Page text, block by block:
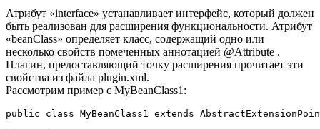
Атрибут «interface» устанавливает интерфейс, который должен
быть реализован для расширения функциональности. Атрибут
«beanClass» определяет класс, содержащий одно или
несколько свойств помеченных аннотацией @Attribute .
Плагин, предоставляющий точку расширения прочитает эти
свойства из файла plugin.xml.
Рассмотрим пример с MyBeanClass1:
public class MyBeanClass1 extends